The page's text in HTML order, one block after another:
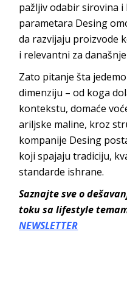
pažljiv odabir sirovina
parametara Desing
da razvijaju proizvode
i relevantni za današnje
Zato pitanje šta
dimenziju – od koga
kontekstu, domaće
ariljske maline, kroz
kompanije Desing
koji spajaju tradiciju,
standarde ishrane.
Saznajte sve o
toku sa lifestyle
NEWSLETTER